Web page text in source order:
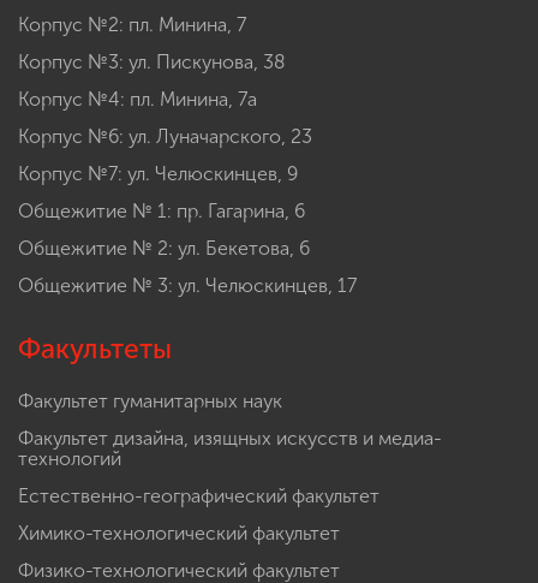
Корпус №2: пл. Минина, 7
Корпус №3: ул. Пискунова, 38
Корпус №4: пл. Минина, 7а
Корпус №6: ул. Луначарского, 23
Корпус №7: ул. Челюскинцев, 9
Общежитие № 1: пр. Гагарина, 6
Общежитие № 2: ул. Бекетова, 6
Общежитие № 3: ул. Челюскинцев, 17
Факультеты
Факультет гуманитарных наук
Факультет дизайна, изящных искусств и медиа-
технологий
Естественно-географический факультет
Химико-технологический факультет
Физико-технологический факультет